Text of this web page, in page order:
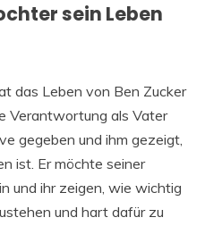
sein Leben
das Leben von Ben Zucker
Verantwortung als Vater
gegeben und ihm gezeigt,
ist. Er möchte seiner
und ihr zeigen, wie wichtig
und hart dafür zu